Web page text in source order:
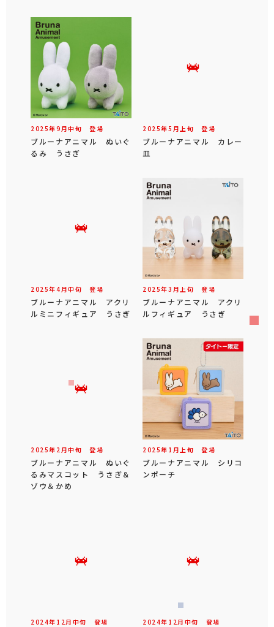
2025年9 月中旬 登場
ブルーナアニマル ぬいぐ
るみ うさぎ
2025年5 月 上旬 登場
ブルーナアニマル カレー
皿
2025年4 月中旬 登場
ブルーナアニマル アクリ
ルミニフィギュア うさぎ
2025年3 月 上旬 登場
ブルーナアニマル アクリ
ルフィギュア うさぎ
2025年 2 月中旬 登場
ブルーナアニマル ぬいぐ
るみマスコット うさぎ＆
ゾウ＆かめ
2025年 1 月 上旬 登場
ブルーナアニマル シリコ
ンポーチ
2024年 12 月 中旬 登場 2024年 12 月 中旬 登場